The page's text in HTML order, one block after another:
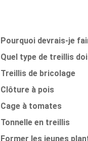
Pourquoi devrais-je
Quel type de treillis
Treillis de bricolage
Clôture à pois
Cage à tomates
Tonnelle en treillis
Former les jeunes